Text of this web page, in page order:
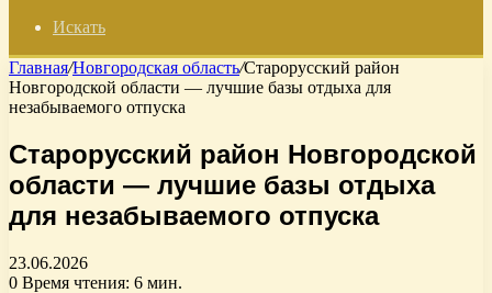
Искать
Главная/Новгородская область/Старорусский район
Новгородской области — лучшие базы отдыха для
незабываемого отпуска
Старорусский район Новгородской
области — лучшие базы отдыха
для незабываемого отпуска
23.06.2026
0 Время чтения: 6 мин.